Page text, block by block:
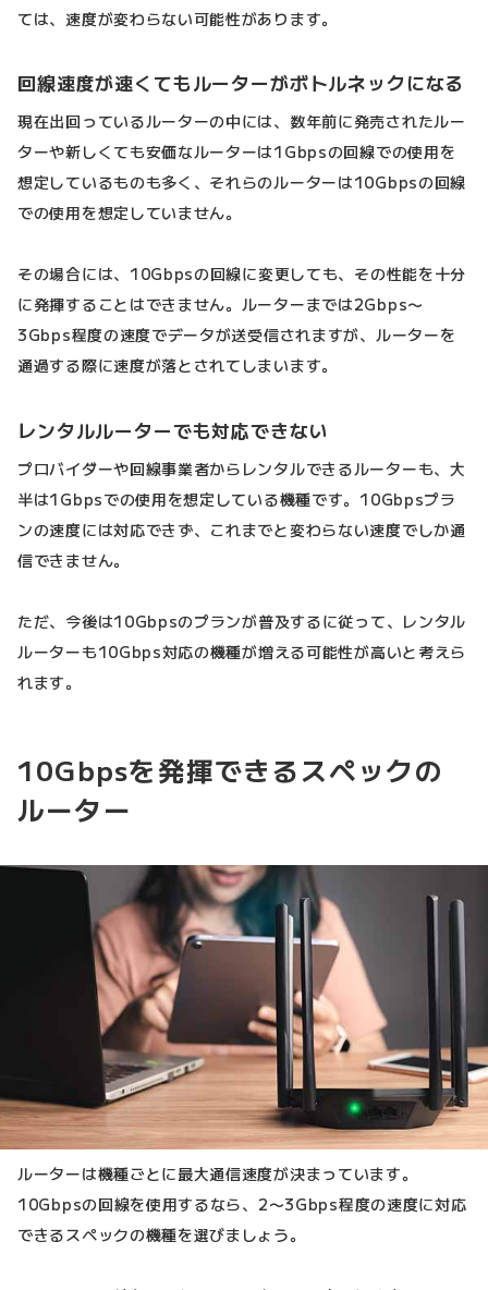
ては、速度が変わらない可能性があります。
回線速度が速くてもルーターがボトルネックになる
現在出回っているルーターの中には、数年前に発売されたルー
ターや新しくても安価なルーターは1Gbpsの回線での使用を
想定しているものも多く、それらのルーターは10Gbpsの回線
での使用を想定していません。
その場合には、10Gbpsの回線に変更しても、その性能を十分
に発揮することはできません。ルーターまでは2Gbps〜
3Gbps程度の速度でデータが送受信されますが、ルーターを
通過する際に速度が落とされてしまいます。
レンタルルーターでも対応できない
プロバイダーや回線事業者からレンタルできるルーターも、大
半は1Gbpsでの使用を想定している機種です。10Gbpsプラ
ンの速度には対応できず、これまでと変わらない速度でしか通
信できません。
ただ、今後は10Gbpsのプランが普及するに従って、レンタル
ルーターも10Gbps対応の機種が増える可能性が高いと考えら
れます。
10Gbpsを発揮できるスペックの
ルーター
ルーターは機種ごとに最大通信速度が決まっています。
10Gbpsの回線を使用するなら、2〜3Gbps程度の速度に対応
できるスペックの機種を選びましょう。